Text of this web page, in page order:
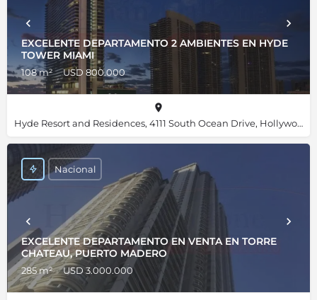
EXCELENTE DEPARTAMENTO 2 AMBIENTES EN HYDE
TOWER MIAMI
108 m² USD 800.000
Hyde Resort and Residences, 4111 South Ocean Drive, Hollywood, Florida 33019, Estados Unidos, 25.98667, -80.11892
EXCELENTE DEPARTAMENTO EN VENTA EN TORRE
CHATEAU, PUERTO MADERO
285 m² USD 3.000.000
Nacional